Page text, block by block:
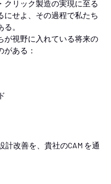
クリック製造の実現に至る
にせよ、その過程で私たち
る。
が視野に入れている将来の
がある：
改善を、貴社のCAM を通